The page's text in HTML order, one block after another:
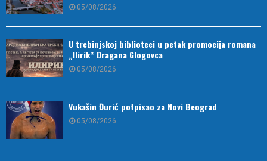
05/08/2026
U trebinjskoj biblioteci u petak promocija romana
„Ilirik“ Dragana Glogovca
05/08/2026
Vukašin Đurić potpisao za Novi Beograd
05/08/2026